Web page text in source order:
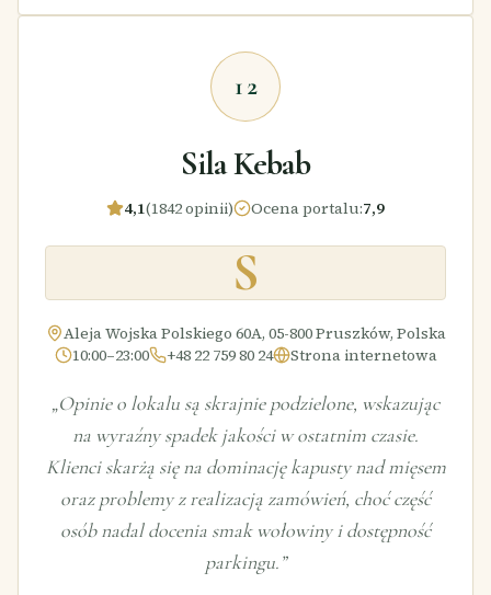
12
Sila Kebab
4,1(1842 opinii) Ocena portalu:7,9
S
Aleja Wojska Polskiego 60A, 05-800 Pruszków, Polska
10:00–23:00
+48 22 759 80 24 Strona internetowa
„Opinie o lokalu są skrajnie podzielone, wskazując
na wyraźny spadek jakości w ostatnim czasie.
Klienci skarżą się na dominację kapusty nad mięsem
oraz problemy z realizacją zamówień, choć część
osób nadal docenia smak wołowiny i dostępność
parkingu.”